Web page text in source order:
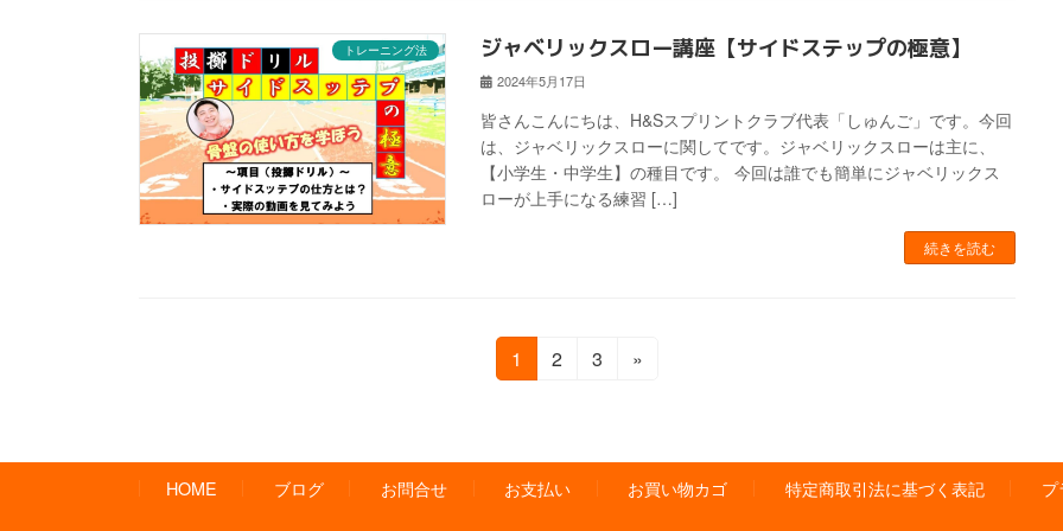
トレーニング法 ジャベリックスロー講座【サイドステップの極意】
2024年5月17日
皆さんこんにちは、H&Sスプリントクラブ代表「しゅんご」です。今回
は、ジャベリックスローに関してです。ジャベリックスローは主に、
【小学生・中学生】の種目です。 今回は誰でも簡単にジャベリックス
ローが上手になる練習 […]
続きを読む
の
ペ
固
定
ジ
1
固
ジ
2
固
ジ
3 »
HOME ブログ お問合せ お支払い お買い物カゴ 特定商取引法に基づく表記